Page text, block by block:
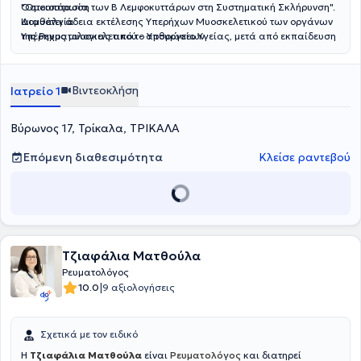
"Ομοιοστασία των Β Λεμφοκυττάρων στη Συστηματική Σκλήρυνση".
Διαθέτει άδεια εκτέλεσης Υπερήχων Μυοσκελετικού των οργάνων
της Ρευματολογιας από το Υπουργείο Υγείας, μετά από εκπαίδευση
τακτικά ως ομιλήτρια ή πρόεδρος σε ρευματολογικά συνέδρια.
Οστεοπόρωση
Ινομυαλγία
Υπέρηχος μυοσκελετικού - αρθρώσεων
Ιατρείο 1 Βιντεοκλήση
Βύρωνος 17, Τρίκαλα, ΤΡΙΚΑΛΑ
Επόμενη διαθεσιμότητα
Κλείσε ραντεβού
Τζιαφάλια Ματθούλα
Ρευματολόγος
10.0|9 αξιολογήσεις
Σχετικά με τον ειδικό
H Τζιαφάλια Ματθούλα είναι Ρευματολόγος και διατηρεί